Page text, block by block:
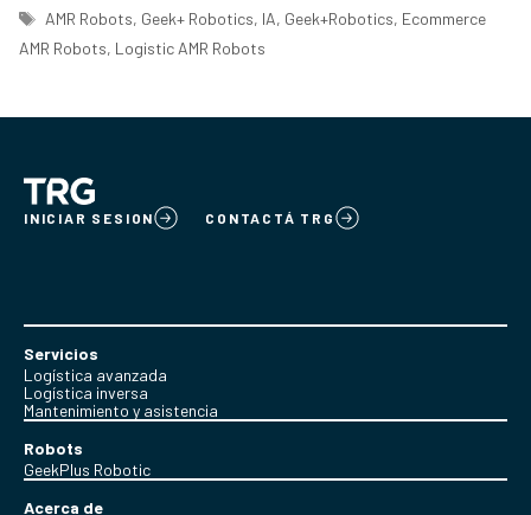
Etiquetas
AMR Robots, Geek+ Robotics, IA, Geek+Robotics, Ecommerce
AMR Robots, Logistic AMR Robots
INICIAR SESION CONTACTÁ TRG
Servicios
Logística avanzada
Logística inversa
Mantenimiento y asistencia
Robots
GeekPlus Robotic
Acerca de